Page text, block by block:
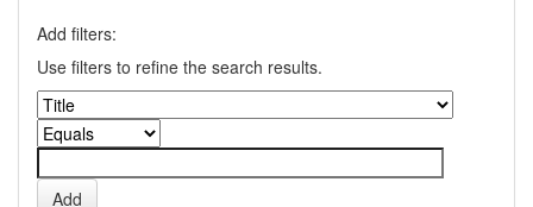
Add filters:
Use filters to refine the search results.